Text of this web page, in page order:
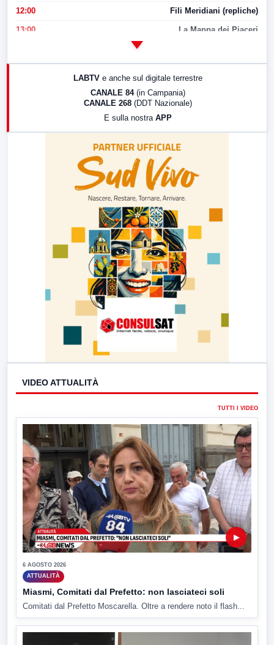
12:00 Fili Meridiani (repliche)
13:00 La Mappa dei Piaceri
17:00 LabNews (replica)
LABTV e anche sul digitale terrestre
CANALE 84 (in Campania)
CANALE 268 (DDT Nazionale)
E sulla nostra APP
VIDEO ATTUALITÀ
TUTTI I VIDEO
▶
6 AGOSTO 2026
ATTUALITÀ
Miasmi, Comitati dal Prefetto: non lasciateci soli
Comitati dal Prefetto Moscarella. Oltre a rendere noto il flash...